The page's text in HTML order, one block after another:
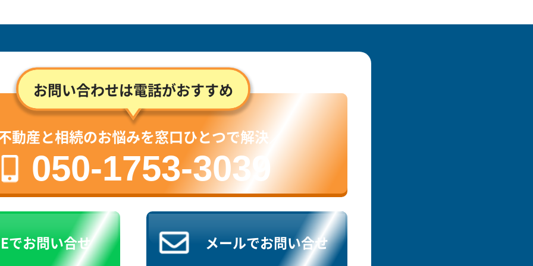
お問い合わせは電話がおすすめ
動産と相続のお悩みを窓口ひとつで解決／
050-1753-3039
でお問い合せ メールでお問い合せ